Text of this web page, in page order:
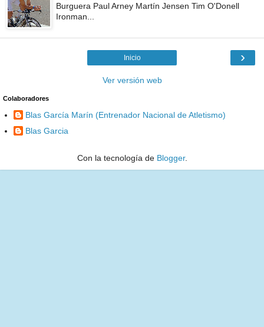
Burguera Paul Arney Martín Jensen Tim O'Donell
Ironman...
›
Inicio
Ver versión web
Colaboradores
Blas García Marín (Entrenador Nacional de Atletismo)
Blas Garcia
Con la tecnología de Blogger.